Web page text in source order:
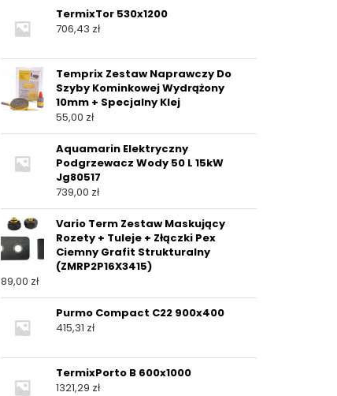
TermixTor 530x1200
706,43 zł
Temprix Zestaw Naprawczy Do
Szyby Kominkowej Wydrążony
10mm + Specjalny Klej
55,00 zł
Aquamarin Elektryczny
Podgrzewacz Wody 50 L 15kW
Jg80517
739,00 zł
Vario Term Zestaw Maskujący
Rozety + Tuleje + Złączki Pex
Ciemny Grafit Strukturalny
(ZMRP2P16X3415)
89,00 zł
Purmo Compact C22 900x400
415,31 zł
TermixPorto B 600x1000
1321,29 zł